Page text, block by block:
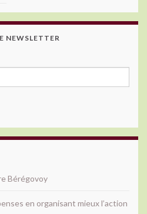
NEWSLETTER
Bérégovoy
en organisant mieux l’action